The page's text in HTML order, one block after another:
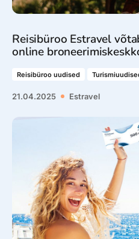
Reisibüroo Estravel
online
Reisibüroo uudised
21.04.2025 Estravel